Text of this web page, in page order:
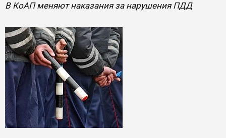
В КоАП меняют наказания за нарушения ПДД